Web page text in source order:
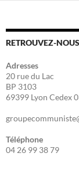
RETROUVEZ-NOUS
Adresses
20 rue du Lac
BP 3103
69399 Lyon Cedex
Téléphone
04 26 99 38 79